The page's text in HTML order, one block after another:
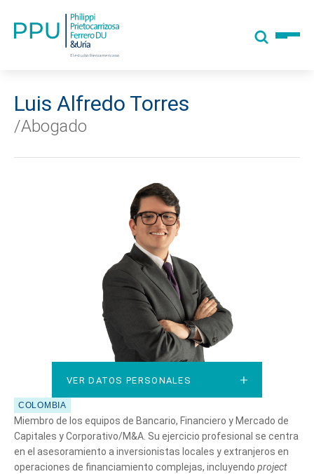
Luis Alfredo Torres
/Abogado
VER DATOS PERSONALES
VER DATOS PERSONALES
COLOMBIA
Miembro de los equipos de Bancario, Financiero y Mercado de
Capitales y Corporativo/M&A. Su ejercicio profesional se centra
en el asesoramiento a inversionistas locales y extranjeros en
operaciones de financiamiento complejas, incluyendo project